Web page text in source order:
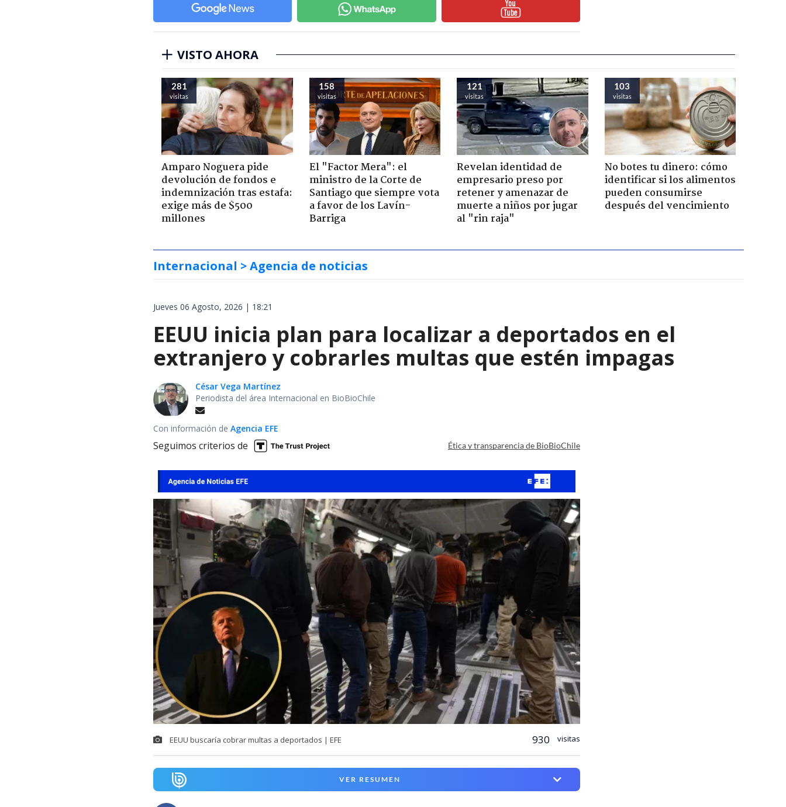
VISTO AHORA
281
visitas
Amparo Noguera pide
devolución de fondos e
indemnización tras estafa:
exige más de $500
millones
158
visitas
El "Factor Mera": el
ministro de la Corte de
Santiago que siempre vota
a favor de los Lavín-
Barriga
121
visitas
Revelan identidad de
empresario preso por
retener y amenazar de
muerte a niños por jugar
al "rin raja"
103
visitas
No botes tu dinero: cómo
identificar si los alimentos
pueden consumirse
después del vencimiento
Internacional > Agencia de noticias
Jueves 06 Agosto, 2026 | 18:21
EEUU inicia plan para localizar a deportados en el
extranjero y cobrarles multas que estén impagas
César Vega Martínez
Periodista del área Internacional en BioBioChile
Con información de Agencia EFE
Seguimos criterios de Ética y transparencia de BioBioChile
EEUU buscaría cobrar multas a deportados | EFE 930 visitas
VER RESUMEN